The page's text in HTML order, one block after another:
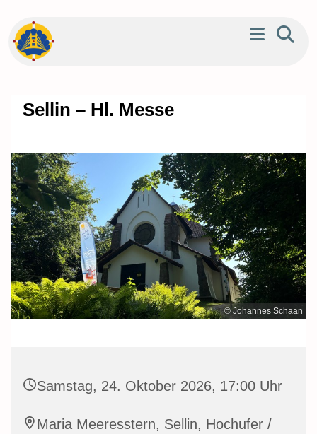
Sellin – Hl. Messe
© Johannes Schaan
Samstag, 24. Oktober 2026, 17:00 Uhr
Maria Meeresstern, Sellin, Hochufer /